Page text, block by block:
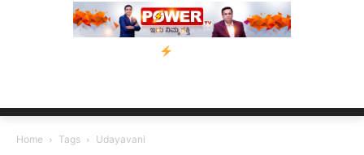
ನ್ಯೂಸ್ ಕಾರ್ಪ್‌ಗೆ ಎಐಯಿಂದ ಸಂಕಷ್ಟ: ಆಸ್ಟ್ರೇಲಿಯಾದಲ್ಲಿ ಚಂದಾದಾರಿಕೆ
Home Tags Udayavani